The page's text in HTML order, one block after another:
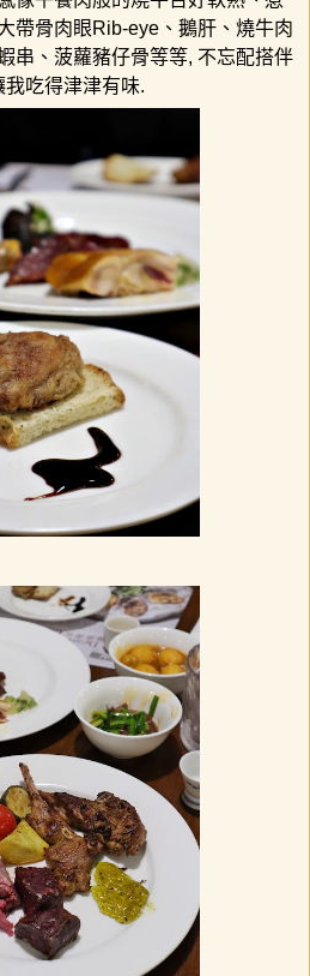
帶骨肉眼Rib-eye 、鵝肝、燒牛肉
串、菠蘿豬仔骨等等, 不忘配搭伴
我吃得津津有味.